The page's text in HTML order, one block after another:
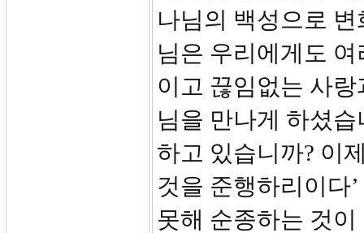
나님의 백성으로
님은 우리에게도
이고 끊임없는 사
님을 만나게 하셨
하고 있습니까? 이
것을 준행하리이다
못해 순종하는 것